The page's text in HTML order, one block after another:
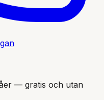
— gratis och utan